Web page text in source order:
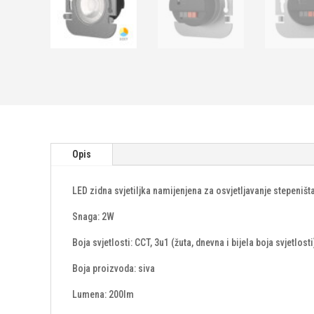
Opis
LED zidna svjetiljka namijenjena za osvjetljavanje stepeništa
Snaga: 2W
Boja svjetlosti: CCT, 3u1 (žuta, dnevna i bijela boja
Boja proizvoda: siva
Lumena: 200lm